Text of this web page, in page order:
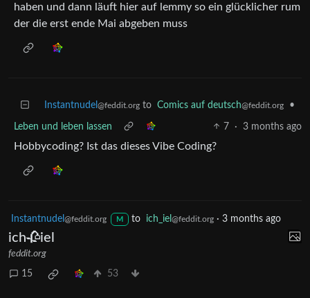
haben und dann läuft hier auf lemmy so ein glücklicher rum
der die erst ende Mai abgeben muss
Instantnudel @feddit.org to Comics auf deutsch@feddit.org •
Leben und leben lassen 7 · 3 months ago
Hobbycoding? Ist das dieses Vibe Coding?
Instantnudel @feddit.org M to ich_iel @feddit.org· 3 months ago
ich🥀iel
feddit.org
15 53